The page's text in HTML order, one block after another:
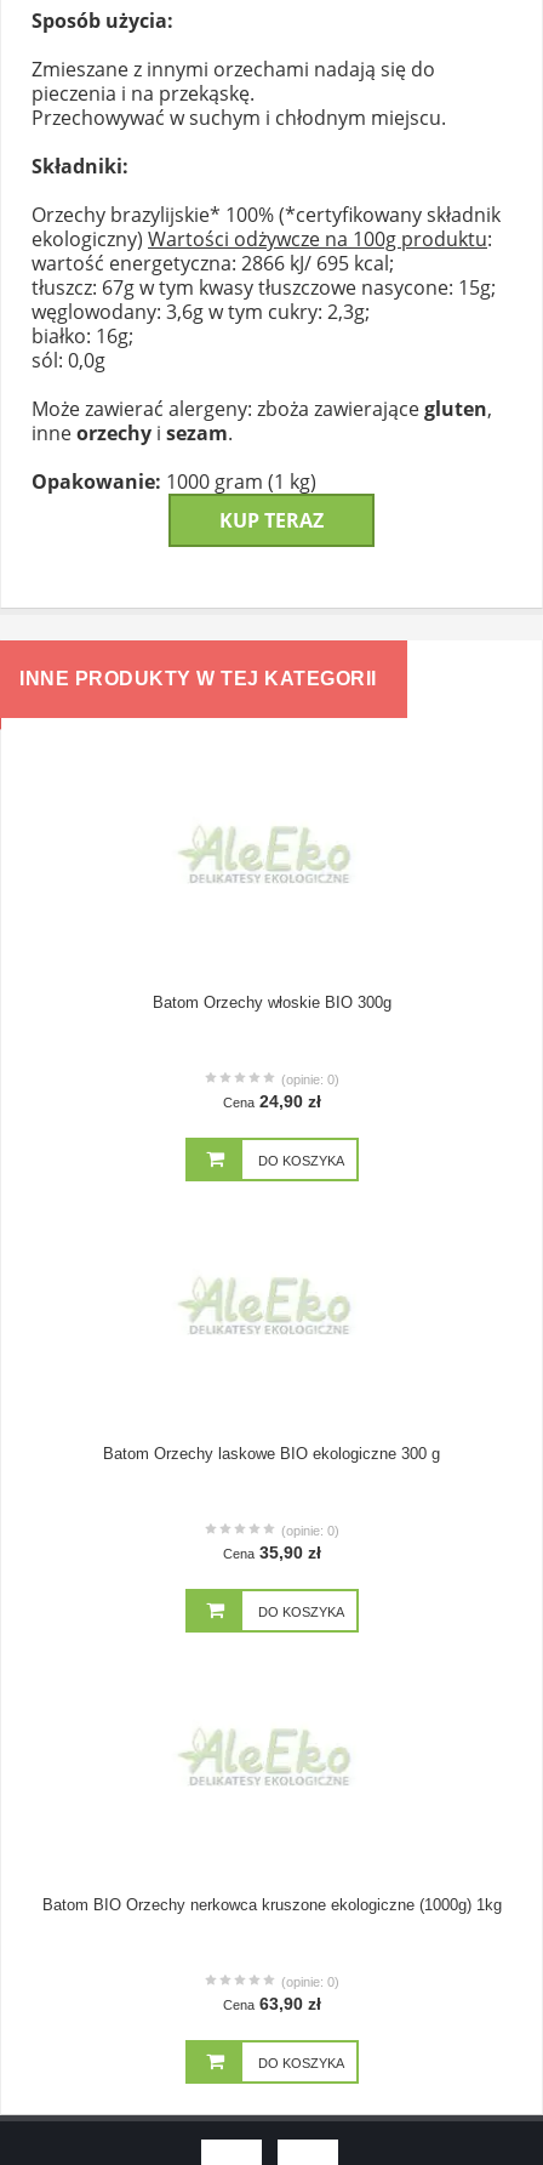
Sposób użycia:
Zmieszane z innymi orzechami nadają się do
pieczenia i na przekąskę.
Przechowywać w suchym i chłodnym miejscu.
Składniki:
Orzechy brazylijskie* 100% (*certyfikowany składnik
ekologiczny) Wartości odżywcze na 100g produktu:
wartość energetyczna: 2866 kJ/ 695 kcal;
tłuszcz: 67g w tym kwasy tłuszczowe nasycone: 15g;
węglowodany: 3,6g w tym cukry: 2,3g;
białko: 16g;
sól: 0,0g
Może zawierać alergeny: zboża zawierającegluten,
inneorzechy i sezam.
Opakowanie: 1000 gram (1 kg)
KUP TERAZ
INNE PRODUKTY W TEJ KATEGORII
Batom Orzechy włoskie BIO 300g
(opinie: 0)
Cena 24,90 zł
DO KOSZYKA
Batom Orzechy laskowe BIO ekologiczne 300 g
(opinie: 0)
Cena 35,90 zł
DO KOSZYKA
Batom BIO Orzechy nerkowca kruszone ekologiczne (1000g) 1kg
(opinie: 0)
Cena 63,90 zł
DO KOSZYKA